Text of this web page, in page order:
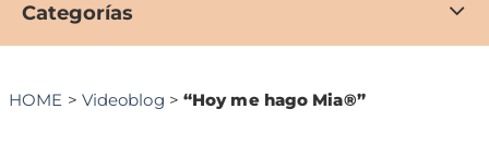
Categorías
HOME > Videoblog > “Hoy me hago Mia®”